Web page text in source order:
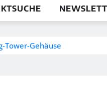
Tower-Gehäuse